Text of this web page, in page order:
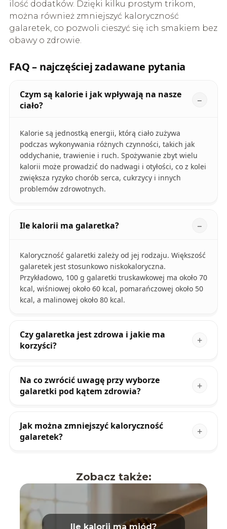
ilość dodatków. Dzięki kilku prostym trikom,
można również zmniejszyć kaloryczność
galaretek, co pozwoli cieszyć się ich smakiem bez
obawy o zdrowie.
FAQ – najczęściej zadawane pytania
Czym są kalorie i jak wpływają na nasze
ciało?
Kalorie są jednostką energii, którą ciało zużywa
podczas wykonywania różnych czynności, takich jak
oddychanie, trawienie i ruch. Spożywanie zbyt wielu
kalorii może prowadzić do nadwagi i otyłości, co z kolei
zwiększa ryzyko chorób serca, cukrzycy i innych
problemów zdrowotnych.
Ile kalorii ma galaretka?
Kaloryczność galaretki zależy od jej rodzaju. Większość
galaretek jest stosunkowo niskokaloryczna.
Przykładowo, 100 g galaretki truskawkowej ma około 70
kcal, wiśniowej około 60 kcal, pomarańczowej około 50
kcal, a malinowej około 80 kcal.
Czy galaretka jest zdrowa i jakie ma
korzyści?
Na co zwrócić uwagę przy wyborze
galaretki pod kątem zdrowia?
Jak można zmniejszyć kaloryczność
galaretek?
Zobacz także:
Ile kalorii ma miód?